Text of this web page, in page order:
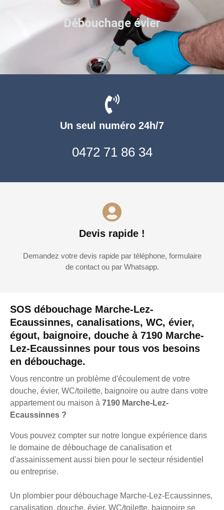
SOS débouchage Marche-Lez-
Ecaussinnes, canalisations, WC, évier,
égout, baignoire, douche à 7190 Marche-
Lez-Ecaussinnes pour tous vos besoins
en débouchage.
Vous rencontre un problème d'écoulement de votre
douche, évier, WC/toilette, baignoire ou autre dans votre
appartement ou maison à 7190 Marche-Lez-
Ecaussinnes ?
Vous pouvez compter sur notre longue expérience dans
le domaine de débouchage de canalisation et
d'assainissement aussi bien pour le secteur résidentiel
ou entreprise.
Un plombier pour débouchage Marche-Lez-Ecaussinnes,
canalisation, douche, évier, WC/toilette, baignoire se
Un seul numéro 24h/7
0472 71 86 34
Devis rapide !
Demandez votre devis rapide par téléphone, formulaire
de contact ou par Whatsapp.
Débouchage évier